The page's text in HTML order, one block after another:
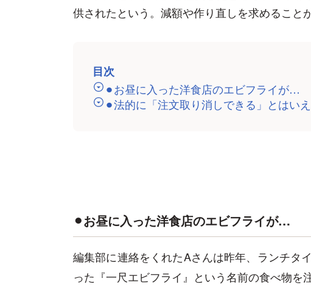
供されたという。減額や作り直しを求めること
目次
⚫︎お昼に入った洋食店のエビフライが…
⚫︎法的に「注文取り消しできる」とはい
⚫︎お昼に入った洋食店のエビフライが…
編集部に連絡をくれたAさんは昨年、ランチタ
った『一尺エビフライ』という名前の食べ物を